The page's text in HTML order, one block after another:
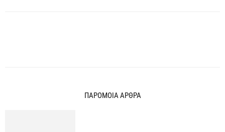
ΠΑΡΟΜΟΙΑ ΑΡΘΡΑ